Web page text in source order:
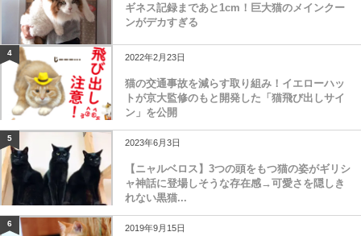
ギネス記録まであと1cm！巨大猫のメインクー
ンがデカすぎる
4 2022年2月23日
猫の交通事故を減らす取り組み！イエローハッ
トが京大監修のもと開発した「猫飛び出しサイ
ン」を公開
5 2023年6月3日
【ニャルベロス】3つの頭をもつ猫の姿がギリシ
ャ神話に登場しそうな存在感→可愛さを隠しき
れない黒猫...
6 2019年9月15日